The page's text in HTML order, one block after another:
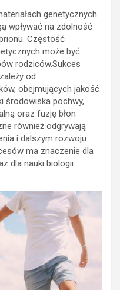
genetycznych
wpływać na zdolność
Częstość
może być
rodziców.Sukces
od
obejmujących jakość
środowiska pochwy,
oraz fuzję błon
również odgrywają
i dalszym rozwoju
ma znaczenie dla
dla nauki biologii